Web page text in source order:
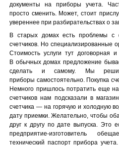
документы на приборы учета.
просто сменить. Может, стоит
увереннее при разбирательствах о
В старых домах есть проблемы с
счетчиков. Но специализированные
Стоимость услуги тут договорная
В обычных домах предложение
сделать и самому. Мы
приборы самостоятельно. Покупка
Немного пришлось потратить еще
счетчиков нам подсказали в
счетчика — на горячую и холодную
дату приемки. Желательно, чтобы
друг к другу по дате выпуска. Это
предприятие-изготовитель
технический паспорт прибора